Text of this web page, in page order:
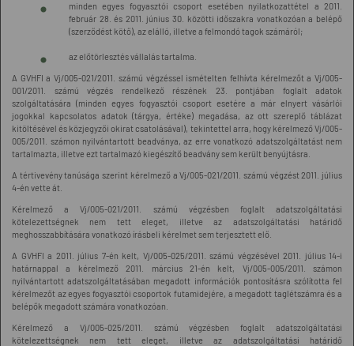
minden egyes fogyasztói csoport esetében nyilatkozattétel a 2011.
február 28. és 2011. június 30. közötti időszakra vonatkozóan a belépő
(szerződést kötő), az elálló, illetve a felmondó tagok számáról;
az előtörlesztés vállalás tartalma.
A GVHFI a Vj/005-021/2011. számú végzéssel ismételten felhívta kérelmezőt a Vj/005-
001/2011. számú végzés rendelkező részének 23. pontjában foglalt adatok
szolgáltatására (minden egyes fogyasztói csoport esetére a már elnyert vásárlói
jogokkal kapcsolatos adatok (tárgya, értéke) megadása, az ott szereplő táblázat
kitöltésével és közjegyzői okirat csatolásával), tekintettel arra, hogy kérelmező Vj/005-
005/2011. számon nyilvántartott beadványa, az erre vonatkozó adatszolgáltatást nem
tartalmazta, illetve ezt tartalmazó kiegészítő beadvány sem került benyújtásra.
A tértivevény tanúsága szerint kérelmező a Vj/005-021/2011. számú végzést 2011. július
4-én vette át.
Kérelmező a Vj/005-021/2011. számú végzésben foglalt adatszolgáltatási
kötelezettségnek nem tett eleget, illetve az adatszolgáltatási határidő
meghosszabbítására vonatkozó írásbeli kérelmet sem terjesztett elő.
A GVHFI a 2011. július 7-én kelt, Vj/005-025/2011. számú végzésével 2011. július 14-i
határnappal a kérelmező 2011. március 21-én kelt, Vj/005-005/2011. számon
nyilvántartott adatszolgáltatásában megadott információk pontosításra szólította fel
kérelmezőt az egyes fogyasztói csoportok futamidejére, a megadott taglétszámra és a
belépők megadott számára vonatkozóan.
Kérelmező a Vj/005-025/2011. számú végzésben foglalt adatszolgáltatási
kötelezettségnek nem tett eleget, illetve az adatszolgáltatási határidő